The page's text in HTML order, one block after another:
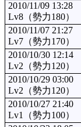
2010/11/09 13:28
Lv8（勢力180）
2010/11/07 21:27
Lv7（勢力170）
2010/10/30 12:14
Lv2（勢力120）
2010/10/29 03:00
Lv2（勢力120）
2010/10/27 21:40
Lv1（勢力100）